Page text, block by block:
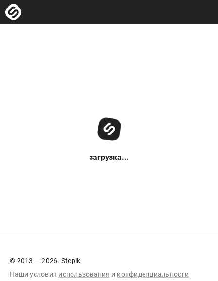
загрузка...
© 2013 — 2026. Stepik
Наши условия использования и конфиденциальности